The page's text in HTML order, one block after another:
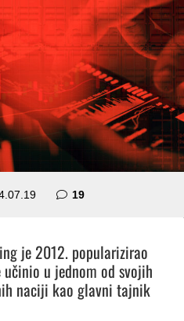
19komentara
je 2012. popularizirao
u jednom od svojih
naciji kao glavni tajnik